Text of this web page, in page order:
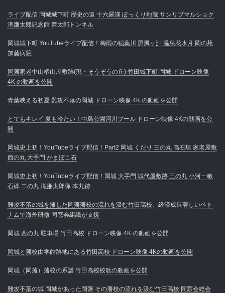
ライブ配信 岡城城下町 歴史の道 十六羅漢 ぽっくり地蔵 サンリブマルショク
滝廉太郎記念館 廉太郎トンネル
岡城城下町 YouTubeライブ配信！梅雨の稲葉川 屛風ヶ淵 温泉花水月 岡の苑
加藤病院
岡藩家老中山栖山屋敷跡(現・そうぞうの丘) 竹田城下町 岡城 ドローン映像
4K の動画を公開
青葉映える初夏 難攻不落の岡城 ドローン映像 4K の動画を公開
とてもキレイ 夏も冷たい！中島公園河川プール ドローン映像 4Kの動画を公
開
岡城史上初！YouTubeライブ配信！Part2 岡城 くだり 三の丸 高石垣 家老屋敷
西の丸 大手門 かまぼこ石
岡城史上初！YouTubeライブ配信！岡城 大手門 城代屋敷跡 三の丸 小河一敏
石碑 二の丸 滝廉太郎像 本丸跡
難攻不落の城を擁した岡藩藩校の流れを汲む竹田高校、経済成長著しいベト
ナムで海外研修 同窓会組織が支援
岡城 西の丸 駐車場 竹田高校 ドローン映像 4K の動画を公開
岡城と藩校由学館跡地にある竹田高校 ドローン映像 4Kの動画を公開
岡城（岡藩）藩校の系譜 竹田高校校歌の動画を公開
難攻不落の城 岡城があった岡藩 その藩校の流れを汲む竹田高校 同窓会総会